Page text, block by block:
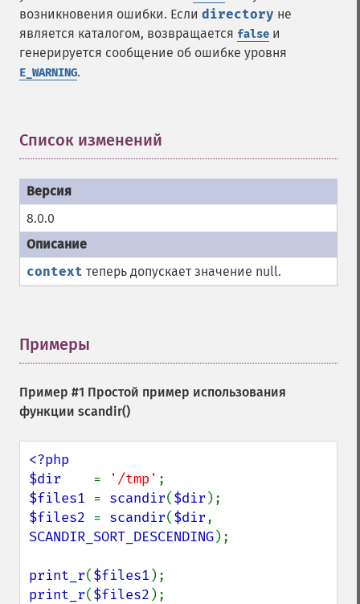
возникновения ошибки. Если directory не
является каталогом, возвращается false и
генерируется сообщение об ошибке уровня
E_WARNING.
Список изменений
8.0.0
context теперь допускает значение null.
Примеры
Пример #1 Простой пример использования
функции scandir()
<?php
$dir = '/tmp'
$files1 = scandir($dir
$files2 = scandir($dir
SCANDIR_SORT_DESCENDING);
print_r($files1
print_r($files2